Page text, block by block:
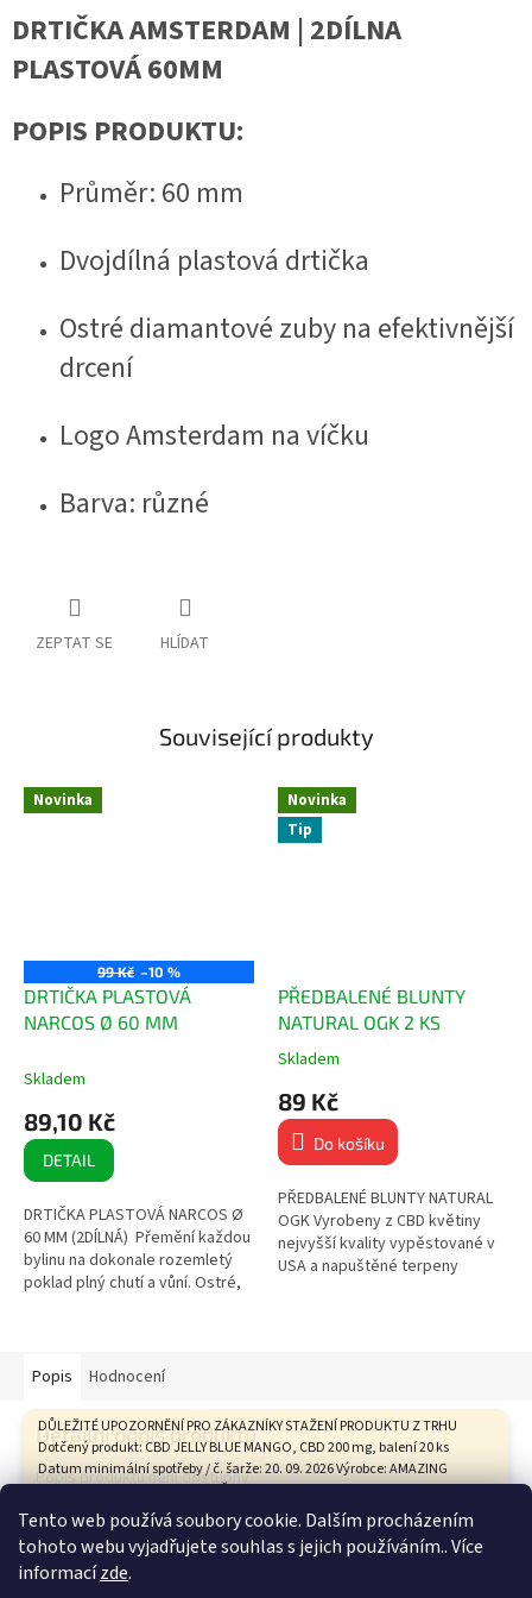
Tento web používá soubory cookie. Dalším procházením
tohoto webu vyjadřujete souhlas s jejich používáním.. Více
informacízde.
DŮLEŽITÉ UPOZORNĚNÍ PRO ZÁKAZNÍKY STAŽENÍ PRODUKTU Z TRHU
Dotčený produkt: CBD JELLY BLUE MANGO, CBD 200 mg, balení 20 ks
Datum minimální spotřeby / č. šarže: 20. 09. 2026 Výrobce: AMAZING
HEALTH CARE s.r.o., Tovární 9, České Budějovice Státní zemědělská a
potravinářská inspekce na základě hodnocení zdravotního rizika
vypracovaného Státním zdravotním ústavem vyhodnotila tento
produkt není bezpečný. ŽÁDÁME VŠECHNY ZÁKAZNÍKY, KTEŘÍ TENTO
PRODUKT ZAKOUPILI: 1. Produkt nekonzumujte. 2. Uchovávejte jej
DRTIČKA AMSTERDAM | 2DÍLNA
PLASTOVÁ 60MM
POPIS PRODUKTU:
Průměr: 60 mm
Dvojdílná plastová drtička
Ostré diamantové zuby na efektivnější
drcení
Logo Amsterdam na víčku
Barva: různé
ZEPTAT SE HLÍDAT
Související produkty
Novinka
99 Kč –10 %
DRTIČKA PLASTOVÁ
NARCOS Ø 60 MM
Skladem
89,10 Kč
DETAIL
DRTIČKA PLASTOVÁ NARCOS Ø
60 MM (2DÍLNÁ) Přemění každou
bylinu na dokonale rozemletý
poklad plný chutí a vůní. Ostré,
Novinka
Tip
PŘEDBALENÉ BLUNTY
NATURAL OGK 2 KS
Průměrné
produktu
je
5,0
5
hvězdiček.
Skladem
89 Kč
Do košíku
PŘEDBALENÉ BLUNTY NATURAL
OGK Vyrobeny z CBD květiny
nejvyšší kvality vypěstované v
USA a napuštěné terpeny
Popis Hodnocení
Detailní popis produktu
Popis produktu není dostupný